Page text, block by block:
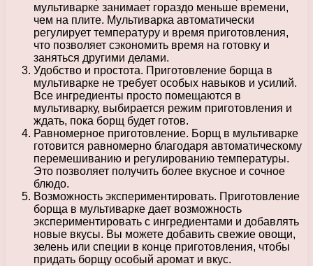
мультиварке занимает гораздо меньше времени,
чем на плите. Мультиварка автоматически
регулирует температуру и время приготовления,
что позволяет сэкономить время на готовку и
заняться другими делами.
Удобство и простота. Приготовление борща в
мультиварке не требует особых навыков и усилий.
Все ингредиенты просто помещаются в
мультиварку, выбирается режим приготовления и
ждать, пока борщ будет готов.
Равномерное приготовление. Борщ в мультиварке
готовится равномерно благодаря автоматическому
перемешиванию и регулированию температуры.
Это позволяет получить более вкусное и сочное
блюдо.
Возможность экспериментировать. Приготовление
борща в мультиварке дает возможность
экспериментировать с ингредиентами и добавлять
новые вкусы. Вы можете добавить свежие овощи,
зелень или специи в конце приготовления, чтобы
придать борщу особый аромат и вкус.